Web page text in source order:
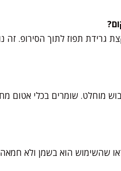
גרידת תפוז לתוך הסירופ. זה
מוחלט. שומרים בכלי אטום
שהשימוש הוא בשמן ולא